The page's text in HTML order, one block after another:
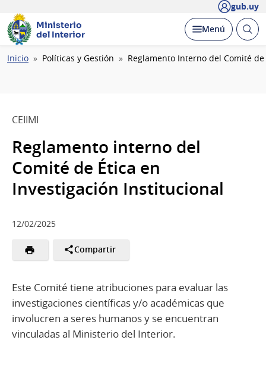
gub.uy
Ministerio
del Interior
Desplegar
Menú Abrir
Ruta
Inicio Políticas y Gestión Reglamento Interno del Comité
CEIIMI
Reglamento interno del
Comité de Ética en
Investigación Institucional
12/02/2025
Compartir
Este Comité tiene atribuciones para evaluar las
investigaciones científicas y/o académicas que
involucren a seres humanos y se encuentran
vinculadas al Ministerio del Interior.